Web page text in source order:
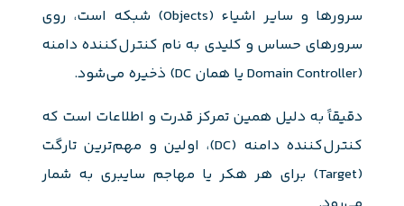
سرورها و سایر اشیاء (Objects) شبکه است، روی
سرورهای حساس و کلیدی به نام کنترل‌کننده دامنه
(Domain Controller یا همان DC) ذخیره می‌شود.
دقیقاً به دلیل همین تمرکز قدرت و اطلاعات است که
کنترل‌کننده دامنه (DC)، اولین و مهم‌ترین تارگت
(Target) برای هر هکر یا مهاجم سایبری به شمار